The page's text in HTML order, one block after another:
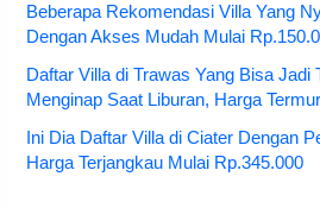
Beberapa Rekomendasi Villa Yang
Dengan Akses Mudah Mulai
Daftar Villa di Trawas Yang Bisa Jadi
Menginap Saat Liburan, Harga
Ini Dia Daftar Villa di Ciater Dengan
Harga Terjangkau Mulai Rp.345.000